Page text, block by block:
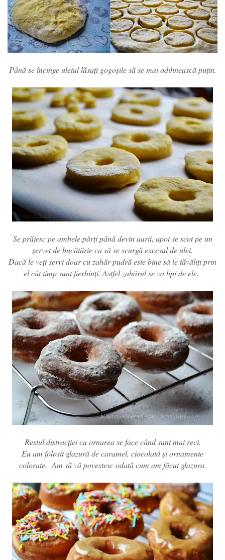
Până se încinge uleiul lăsați gogoșile să se mai odihnească puțin.
Se prăjesc pe ambele părți până devin aurii, apoi se scot pe un
șervet de bucătărie ca să se scurgă excesul de ulei.
Dacă le veți servi doar cu zahăr pudră este bine să le tăvăliți prin
el cât timp sunt fierbinți. Astfel zahărul se va lipi de ele.
Restul distracției cu ornarea se face când sunt mai reci.
Eu am folosit glazură de caramel, ciocolată și ornamente
colorate. Am să vă povestesc odată cum am făcut glazura.